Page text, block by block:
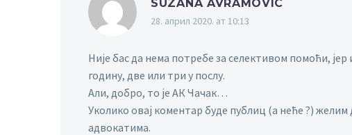
SUZANA AVRAMOVIC
28. април 2020. ат 10:13
Није бас да нема потребе за селективом помоћи,
годину, две или три у послу.
Али, добро, то је АК Чачак…
Уколико овај коментар буде публиц (а неће ?)
адвокатима.